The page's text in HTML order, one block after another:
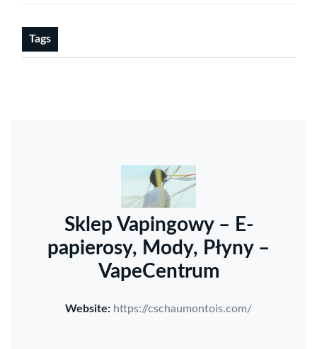
Tags
Sklep Vapingowy – E-
papierosy, Mody, Płyny –
VapeCentrum
Website: https://cschaumontois.com/